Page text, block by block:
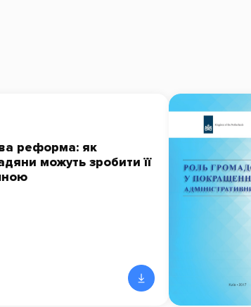
реформа: як
можуть зробити її